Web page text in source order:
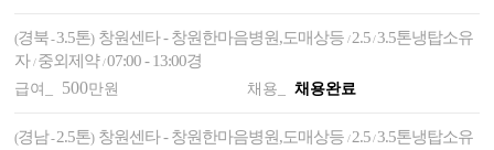
(경북-3.5톤) 창원센타 - 창원한마음병원,도매상등/ 2.5 /3.5톤냉탑소유
자/ 중외제약/07:00 - 13:00경
급여_ 500만원 채용_ 채용완료
(경남-2.5톤) 창원센타 - 창원한마음병원,도매상등/ 2.5 /3.5톤냉탑소유